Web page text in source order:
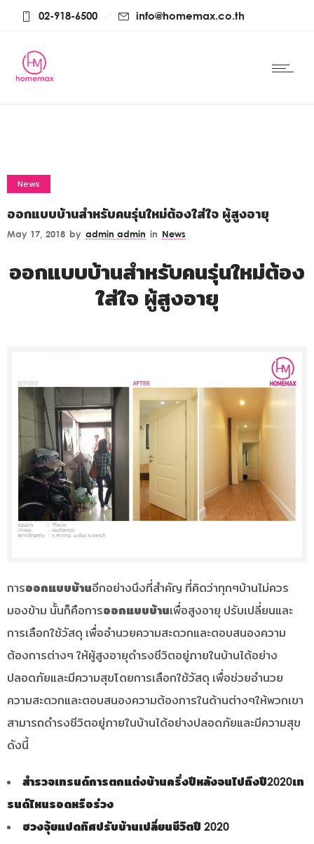
02-918-6500 info@homemax.co.th
News
ออกแบบบ้านสำหรับคนรุ่นใหม่ต้องใส่ใจ ผู้สูงอายุ
May 17, 2018 by admin admin in News
ออกแบบบ้านสำหรับคนรุ่นใหม่ต้อง
ใส่ใจ ผู้สูงอายุ
การออกแบบบ้านอีกอย่างนึงที่สำคัญ ที่คิดว่าทุกๆบ้านไม่ควร
มองข้าม นั้นก็คือการออกแบบบ้านเพื่อสูงอายุ ปรับเปลี่ยนและ
การเลือกใช้วัสดุ เพื่ออำนวยความสะดวกและตอบสนองความ
ต้องการต่างๆ ให้ผู้สูงอายุดำรงชีวิตอยู่ภายในบ้านได้อย่าง
ปลอดภัยและมีความสุขโดยการเลือกใช้วัสดุ เพื่อช่วยอำนวย
ความสะดวกและตอบสนองความต้องการในด้านต่างๆให้พวกเขา
สามารถดำรงชีวิตอยู่ภายในบ้านได้อย่างปลอดภัยและมีความสุข
ดังนี้
สำรวจเทรนด์การตกแต่งบ้านครึ่งปีหลังจนไปถึงปี2020เท
รนด์ไหนรอดหรือร่วง
ฮวงจุ้ยแปดทิศปรับบ้านเปลี่ยนชีวิตปี 2020